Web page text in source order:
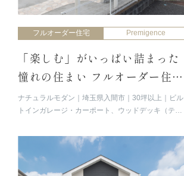
フルオーダー住宅 Premigence
「楽しむ」がいっぱい詰まった
憧れの住まい フルオーダー住宅
「プレミジェンス」
ナチュラルモダン 埼玉県入間市 30坪以上
ビル
トインガレージ・カーポート、ウッドデッキ（テラ
スタディ／ミセスコーナー